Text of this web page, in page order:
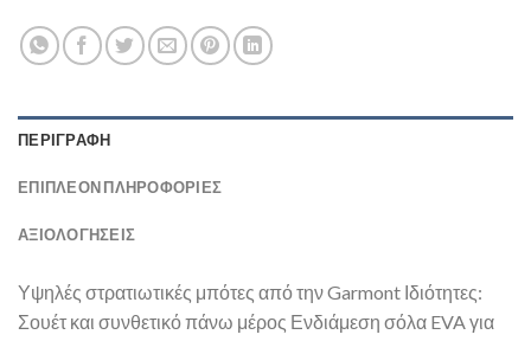
ΠΕΡΙΓΡΑΦΉ
ΕΠΙΠΛΈΟΝ ΠΛΗΡΟΦΟΡΊΕΣ
ΑΞΙΟΛΟΓΗΣΕΙΣ
Υψηλές στρατιωτικές μπότες από την Garmont Ιδιότητες:
Σουέτ και συνθετικό πάνω μέρος Ενδιάμεση σόλα EVA για